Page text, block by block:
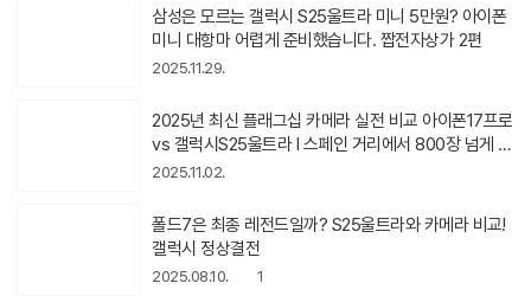
삼성은 모르는 갤럭시 S25울트라 미니 5만원? 아이폰
미니 대항마 어렵게 준비했습니다. 짭전자상가 2편
2025.11.29.
2025년 최신 플래그십 카메라 실전 비교 아이폰17프로
vs 갤럭시S25울트라 I 스페인 거리에서 800장 넘게 찍
은 사진으로 보는, 당신의 다음 스마트폰 선택에 도움될
2025.11.02.
폴드7은 최종 레전드일까? S25울트라와 카메라 비교!
갤럭시 정상결전
2025.08.10. 1